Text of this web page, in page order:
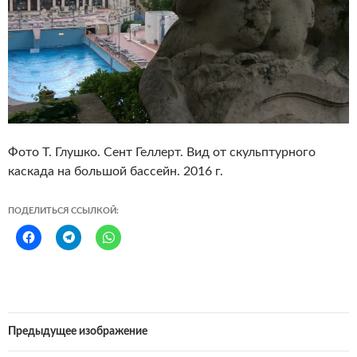
Фото Т. Глушко. Сент Геллерт. Вид от скульптурного
каскада на большой бассейн. 2016 г.
ПОДЕЛИТЬСЯ ССЫЛКОЙ:
Предыдущее изображение